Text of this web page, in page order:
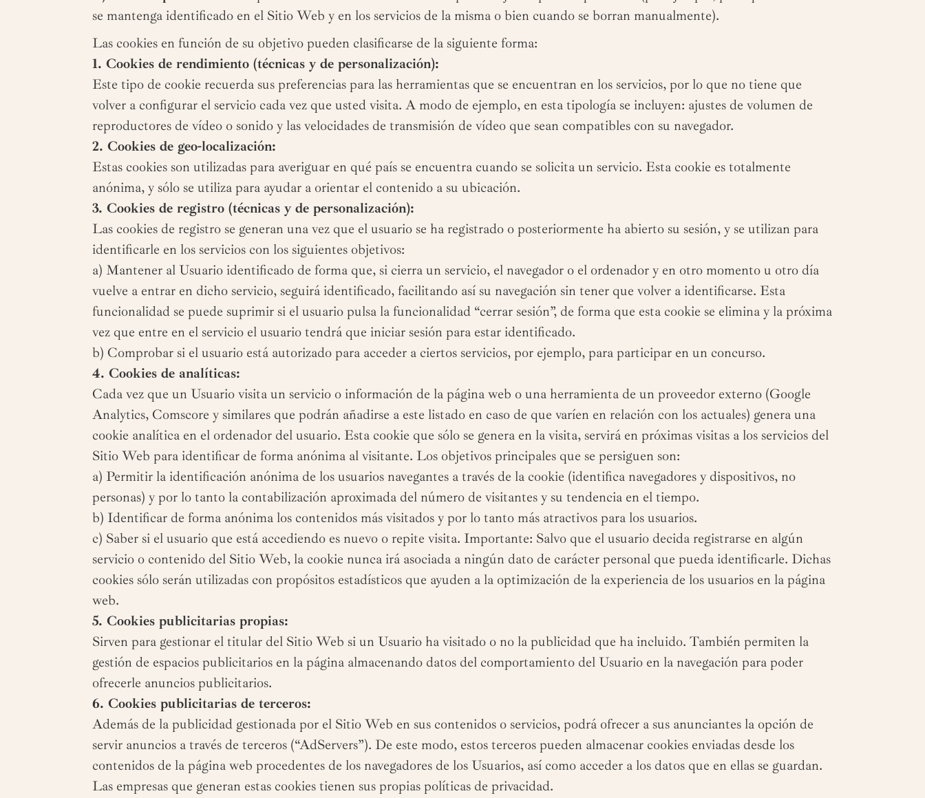
se mantenga identificado en el Sitio Web y en los servicios de la misma o bien cuando se borran manualmente).
Las cookies en función de su objetivo pueden clasificarse de la siguiente forma:
1. Cookies de rendimiento (técnicas y de personalización):
Este tipo de cookie recuerda sus preferencias para las herramientas que se encuentran en los servicios, por lo que no tiene que
volver a configurar el servicio cada vez que usted visita. A modo de ejemplo, en esta tipología se incluyen: ajustes de volumen de
reproductores de vídeo o sonido y las velocidades de transmisión de vídeo que sean compatibles con su navegador.
2. Cookies de geo-localización:
Estas cookies son utilizadas para averiguar en qué país se encuentra cuando se solicita un servicio. Esta cookie es totalmente
anónima, y sólo se utiliza para ayudar a orientar el contenido a su ubicación.
3. Cookies de registro (técnicas y de personalización):
Las cookies de registro se generan una vez que el usuario se ha registrado o posteriormente ha abierto su sesión, y se utilizan para
identificarle en los servicios con los siguientes objetivos:
a) Mantener al Usuario identificado de forma que, si cierra un servicio, el navegador o el ordenador y en otro momento u otro día
vuelve a entrar en dicho servicio, seguirá identificado, facilitando así su navegación sin tener que volver a identificarse. Esta
funcionalidad se puede suprimir si el usuario pulsa la funcionalidad “cerrar sesión”, de forma que esta cookie se elimina y la próxima
vez que entre en el servicio el usuario tendrá que iniciar sesión para estar identificado.
b) Comprobar si el usuario está autorizado para acceder a ciertos servicios, por ejemplo, para participar en un concurso.
4. Cookies de analíticas:
Cada vez que un Usuario visita un servicio o información de la página web o una herramienta de un proveedor externo (Google
Analytics, Comscore y similares que podrán añadirse a este listado en caso de que varíen en relación con los actuales) genera una
cookie analítica en el ordenador del usuario. Esta cookie que sólo se genera en la visita, servirá en próximas visitas a los servicios del
Sitio Web para identificar de forma anónima al visitante. Los objetivos principales que se persiguen son:
a) Permitir la identificación anónima de los usuarios navegantes a través de la cookie (identifica navegadores y dispositivos, no
personas) y por lo tanto la contabilización aproximada del número de visitantes y su tendencia en el tiempo.
b) Identificar de forma anónima los contenidos más visitados y por lo tanto más atractivos para los usuarios.
c) Saber si el usuario que está accediendo es nuevo o repite visita. Importante: Salvo que el usuario decida registrarse en algún
servicio o contenido del Sitio Web, la cookie nunca irá asociada a ningún dato de carácter personal que pueda identificarle. Dichas
cookies sólo serán utilizadas con propósitos estadísticos que ayuden a la optimización de la experiencia de los usuarios en la página
web.
5. Cookies publicitarias propias:
Sirven para gestionar el titular del Sitio Web si un Usuario ha visitado o no la publicidad que ha incluido. También permiten la
gestión de espacios publicitarios en la página almacenando datos del comportamiento del Usuario en la navegación para poder
ofrecerle anuncios publicitarios.
6. Cookies publicitarias de terceros:
Además de la publicidad gestionada por el Sitio Web en sus contenidos o servicios, podrá ofrecer a sus anunciantes la opción de
servir anuncios a través de terceros (“AdServers”). De este modo, estos terceros pueden almacenar cookies enviadas desde los
contenidos de la página web procedentes de los navegadores de los Usuarios, así como acceder a los datos que en ellas se guardan.
Las empresas que generan estas cookies tienen sus propias políticas de privacidad.